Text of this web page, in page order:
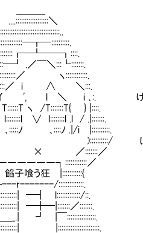
＼
＼:::┗:::::::.
ヽ::::::::::::.
／ i ∧ ＼:::.
イ ', l ＼ i ､:. げ
ヽ /T:::::::T{ } |::::.
l::::::::l .l / .|:::::::. “げっ”
ﾉ ､::::ﾉ .|/i |::::::::::.
はーい。それで
| × ／:::::::／
／ 今はゆっくりす
狂 |:::::::::::{
::::::::::::::.
l:::::::::::::/::.
／:::::::.
|￣::::::::::::::::.
|:::::::::::::::::::::::.